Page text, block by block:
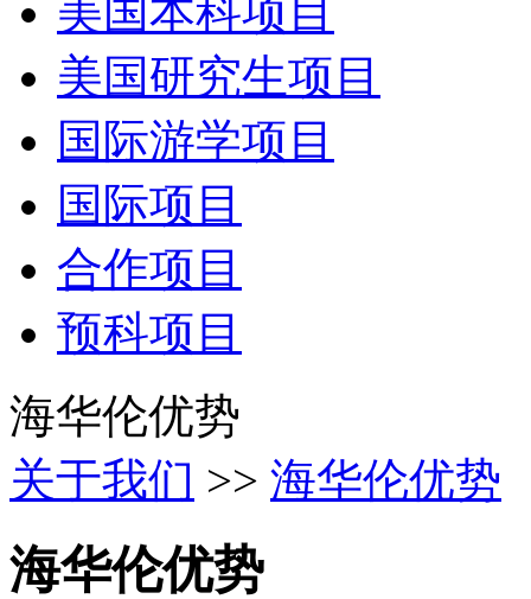
美国本科项目
美国研究生项目
国际游学项目
国际项目
合作项目
预科项目
海华伦优势
关于我们 >> 海华伦优势
海华伦优势